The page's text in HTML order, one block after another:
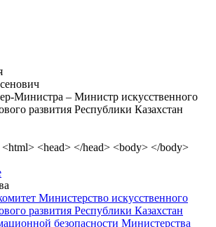
Министра – Министр искусственного
развития Республики Казахстан
<head> </head> <body> </body>
Министерство искусственного
развития Республики Казахстан
безопасности Министерства